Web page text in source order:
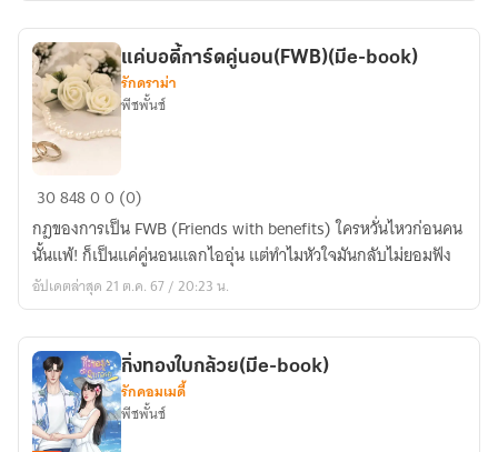
แค่
การ์ด
คู่
นอน(FWB)
book)
แค่บอดี้การ์ดคู่นอน(FWB)(มีe-book)
รักดราม่า
พีชพั้นช์
3084800 (0)
กฎของการเป็น FWB (Friends with benefits) ใครหวั่นไหวก่อนคน
นั้นแพ้! ก็เป็นแค่คู่นอนแลกไออุ่น แต่ทำไมหัวใจมันกลับไม่ยอมฟัง
อัปเดตล่าสุด 21 ต.ค. 67 / 20:23 น.
กิ่งทองใบกล้วย(มีe-book)
รักคอมเมดี้
พีชพั้นช์